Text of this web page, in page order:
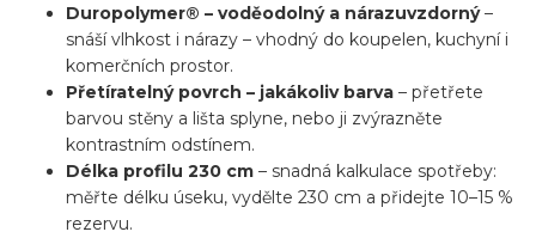
Duropolymer® – voděodolný a nárazuvzdorný–
snáší vlhkost i nárazy – vhodný do koupelen, kuchyní i
komerčních prostor.
Přetíratelný povrch – jakákoliv barva – přetřete
barvou stěny a lišta splyne, nebo ji zvýrazněte
kontrastním odstínem.
Délka profilu 230 cm – snadná kalkulace spotřeby:
měřte délku úseku, vydělte 230 cm a přidejte 10–15 %
rezervu.